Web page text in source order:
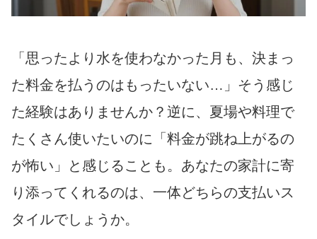
「思ったより水を使わなかった月も、決まっ
た料金を払うのはもったいない…」そう感じ
た経験はありませんか？逆に、夏場や料理で
たくさん使いたいのに「料金が跳ね上がるの
が怖い」と感じることも。あなたの家計に寄
り添ってくれるのは、一体どちらの支払いス
タイルでしょうか。